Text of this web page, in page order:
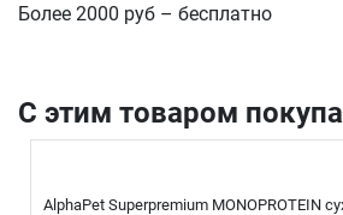
Более 2000 руб – бесплатно
С этим товаром
AlphaPet Superpremium MONOPROTEIN